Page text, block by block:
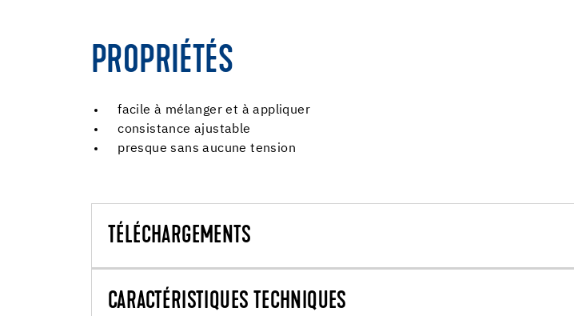
PROPRIÉTÉS
facile à mélanger et à appliquer
consistance ajustable
presque sans aucune tension
TÉLÉCHARGEMENTS
CARACTÉRISTIQUES TECHNIQUES